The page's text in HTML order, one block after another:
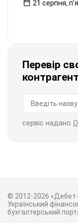
21 серпня,
Перевір
сервіс надано
© 2012-2026
Український
бухгалтерський